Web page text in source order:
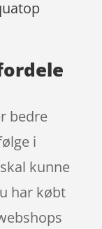
bedre
i
kunne
har købt